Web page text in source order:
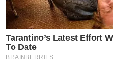
Tarantino’s Latest Effort
To Date
BRAINBERRIES